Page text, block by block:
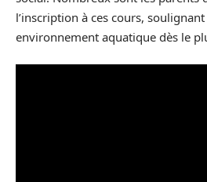
l’inscription à ces cours, soulignant
environnement aquatique dès le